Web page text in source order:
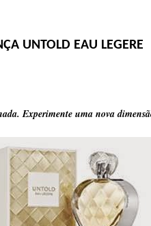
UNTOLD EAU LEGERE
Experimente uma nova